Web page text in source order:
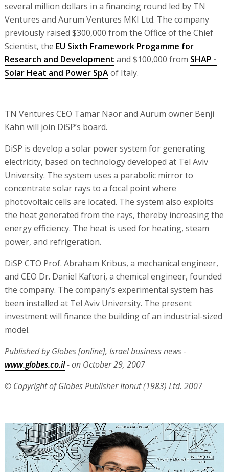
several million dollars in a financing round led by TN
Ventures and Aurum Ventures MKI Ltd. The company
previously raised $300,000 from the Office of the Chief
Scientist, the EU Sixth Framework Progamme for
Research and Development and $100,000 from SHAP -
Solar Heat and Power SpAof Italy.
TN Ventures CEO Tamar Naor and Aurum owner Benji
Kahn will join DiSP’s board.
DiSP is develop a solar power system for generating
electricity, based on technology developed at Tel Aviv
University. The system uses a parabolic mirror to
concentrate solar rays to a focal point where
photovoltaic cells are located. The system also exploits
the heat generated from the rays, thereby increasing the
energy efficiency. The heat is used for heating, steam
power, and refrigeration.
DiSP CTO Prof. Abraham Kribus, a mechanical engineer,
and CEO Dr. Daniel Kaftori, a chemical engineer, founded
the company. The company’s experimental system has
been installed at Tel Aviv University. The present
investment will finance the building of an industrial-sized
model.
Published by Globes [online], Israel business news -
www.globes.co.il- on October 29, 2007
© Copyright of Globes Publisher Itonut (1983) Ltd. 2007